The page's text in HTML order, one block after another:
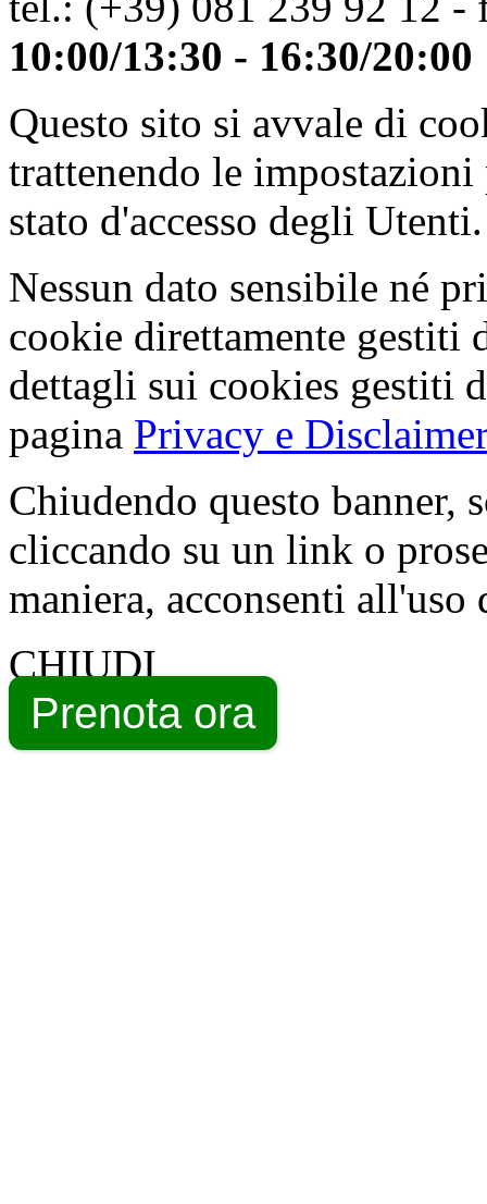
10:00/13:30 - 16:30/20:00
Questo sito si avvale di
trattenendo le
stato d'accesso degli Utenti.
Nessun dato sensibile né
cookie direttamente gestiti
dettagli sui cookies gestiti
pagina Privacy e Disclaimer
Chiudendo questo banner,
cliccando su un link o
maniera, acconsenti all'uso
CHIUDI
Prenota ora